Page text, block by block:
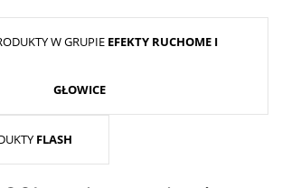
W GRUPIE EFEKTY RUCHOME I
GŁOWICE
FLASH